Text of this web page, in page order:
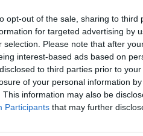
opt-out of the sale, sharing to
for targeted advertising by
selection. Please note that after
interest-based ads based on
to third parties prior to
of your personal information
This information may also be
Participants that may further
galerijoms –
2025-10-03
68